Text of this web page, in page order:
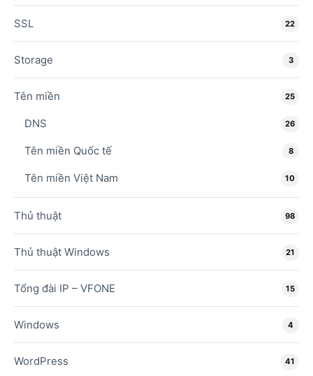
SSL 22
Storage 3
Tên miền 25
DNS 26
Tên miền Quốc tế 8
Tên miền Việt Nam 10
Thủ thuật 98
Thủ thuật Windows 21
Tổng đài IP – VFONE 15
Windows 4
WordPress 41